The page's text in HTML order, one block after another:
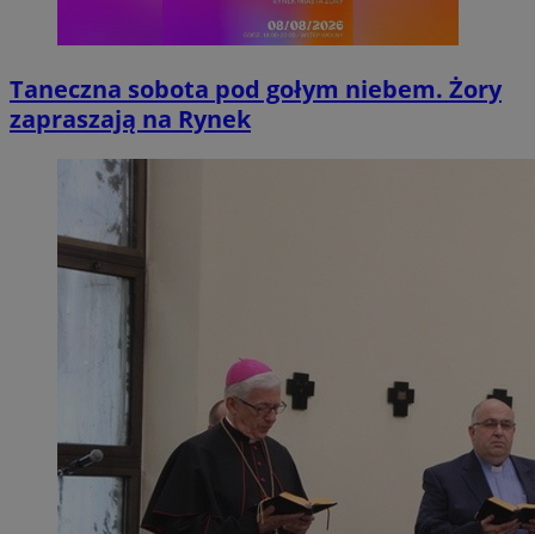
Taneczna sobota pod gołym niebem. Żory
zapraszają na Rynek